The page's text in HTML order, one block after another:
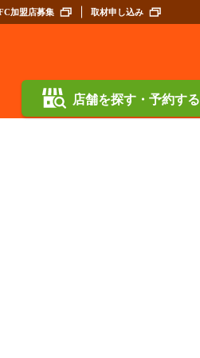
加盟店募集 取材申し込み
店舗を探す・予約する